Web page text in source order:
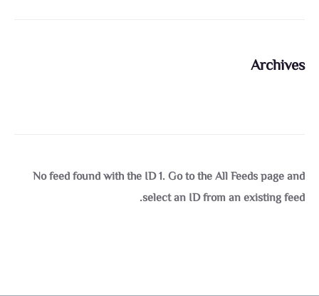
Archives
No feed found with the ID 1. Go to theAll Feeds pageand
select an ID from an existing feed.